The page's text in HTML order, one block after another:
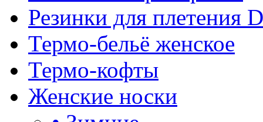
Резинки для плетения
Термо-бельё женское
Термо-кофты
Женские носки